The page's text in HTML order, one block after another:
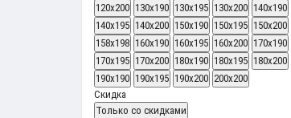
120x200 130x190 130x195 130x200 140x190
140x195 140x200 150x190 150x195 150x200
158x198 160x190 160x195 160x200 170x190
170x195 170x200 180x190 180x195 180x200
190x190 190x195 190x200 200x200
Скидка
Только со cкидками